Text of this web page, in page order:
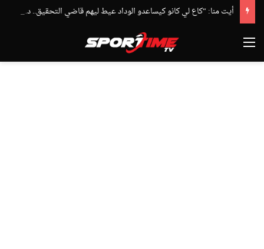
أيت منا: “كاع لي كانو كيساعدو الوداد عيط ليهم قاضي التحقيق.. دابا حتى شي واحد ما بقا باغي يعاون”
القائمة